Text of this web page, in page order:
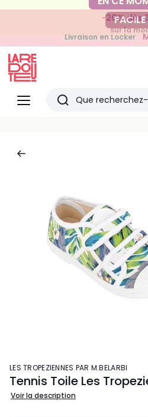
-20% dès
sur la
Livraison en Locker
pour vos
Menu
Redoute
Rechercher
LES TROPEZIENNES PAR M.BELARBI
Tennis Toile Les
Voir la description